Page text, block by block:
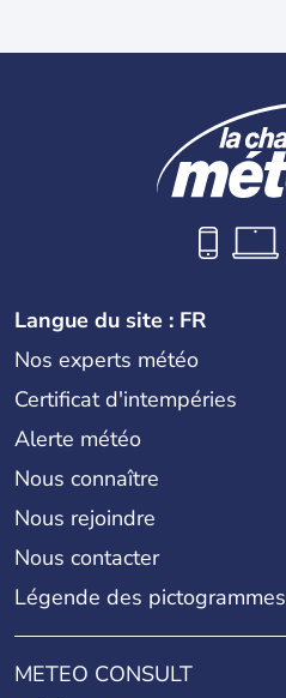
Langue du site : FR
Nos experts météo
Certificat d'intempéries
Alerte météo
Nous connaître
Nous rejoindre
Nous contacter
Légende des pictogrammes
METEO CONSULT